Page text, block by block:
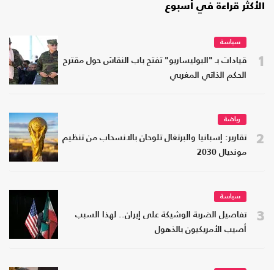
الأكثر قراءة في أسبوع
1
سياسة
قيادات بـ "البوليساريو" تفتح باب النقاش حول مقترح
الحكم الذاتي المغربي
2
رياضة
تقارير: إسبانيا والبرتغال تلوحان بالانسحاب من تنظيم
مونديال 2030
3
سياسة
تفاصيل الضربة الوشيكة على إيران.. لهذا السبب
أصيب الأمريكيون بالذهول